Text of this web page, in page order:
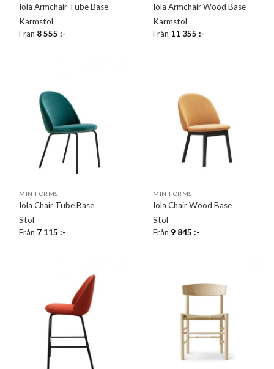
Iola Armchair Tube Base
Karmstol
Från 8 555:-
Iola Armchair Wood Base
Karmstol
Från 11 355:-
MINIFORMS
Iola Chair Tube Base
Stol
Från 7 115:-
MINIFORMS
Iola Chair Wood Base
Stol
Från 9 845:-